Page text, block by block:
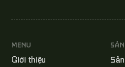
MENU
Giới thiệu